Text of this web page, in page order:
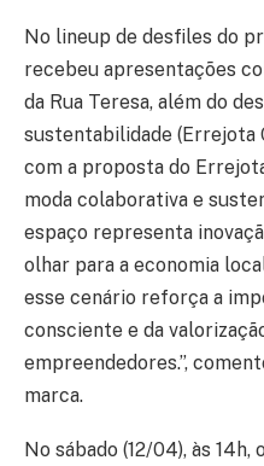
No lineup de desfiles do
recebeu apresentações
da Rua Teresa, além do
sustentabilidade (Errejota
com a proposta do
moda colaborativa e
espaço representa
olhar para a economia
esse cenário reforça a
consciente e da
empreendedores.”,
marca.
No sábado (12/04), às